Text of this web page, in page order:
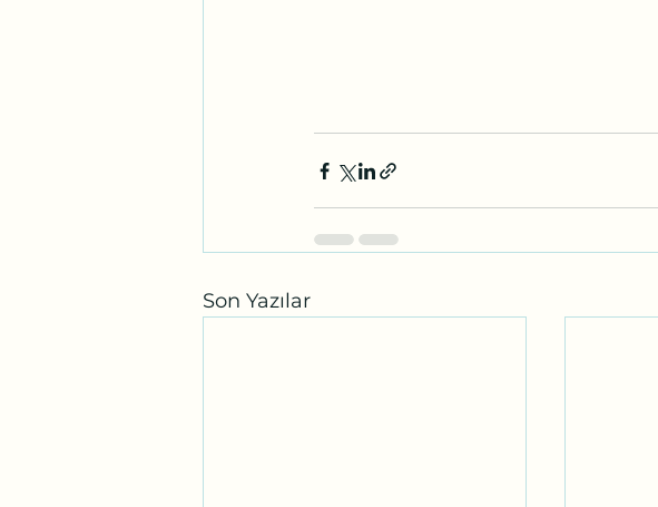
Son Yazılar